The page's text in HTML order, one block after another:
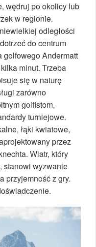
wędruj po okolicy lub
w regionie.
odległości
do centrum
golfowego Andermatt
minut. Trzeba
się w naturę
zarówno
golfistom,
turniejowe.
łąki kwiatowe,
przez
Wiatr, który
stanowi wyzwanie
przyjemność z gry.